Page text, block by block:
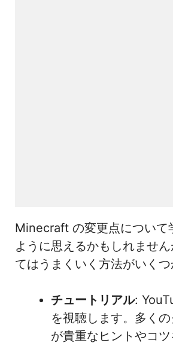
Minecraft の変更点について
ように思えるかもしれませ
てはうまくいく方法がいくつ
チュートリアル:
を視聴します。多く
が貴重なヒントやコ